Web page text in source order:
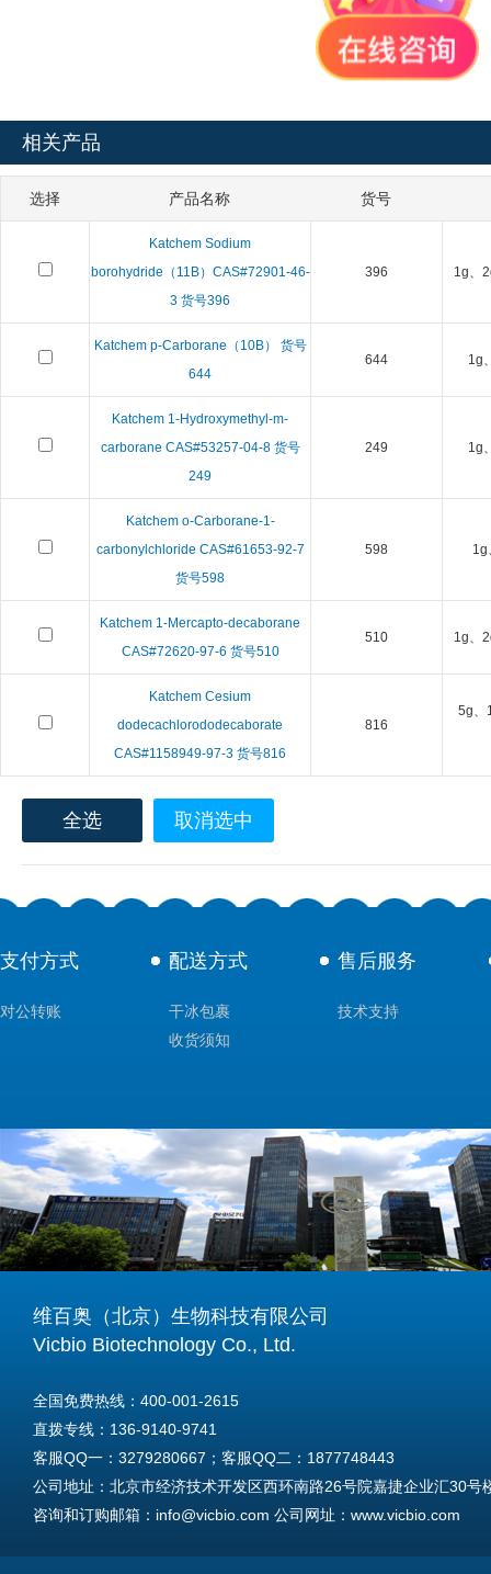
相关产品
选择 产品名称 货号
Katchem Sodium
borohydride（11B）CAS#72901-46-
3 货号396
396 1g、
Katchem p-Carborane（10B） 货号
644
644 1g
Katchem 1-Hydroxymethyl-m-
carborane CAS#53257-04-8 货号
249
249 1g
Katchem o-Carborane-1-
carbonylchloride CAS#61653-92-7
货号598
598 1g
Katchem 1-Mercapto-decaborane
CAS#72620-97-6 货号510
510 1g、
Katchem Cesium
dodecachlorododecaborate
CAS#1158949-97-3 货号816
816
5g、
全选 取消选中
支付方式
对公转账
配送方式
干冰包裹
收货须知
售后服务
技术支持
维百奥（北京）生物科技有限公司
Vicbio Biotechnology Co., Ltd.
全国免费热线：400-001-2615
直拨专线：136-9140-9741
客服QQ一：3279280667；客服QQ二：1877748443
公司地址：北京市经济技术开发区西环南路26号院嘉捷企业汇30号
咨询和订购邮箱：info@vicbio.com 公司网址：www.vicbio.com